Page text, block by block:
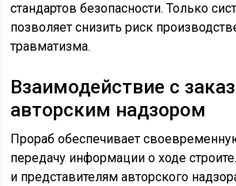
стандартов безопасности. Только
позволяет снизить риск
травматизма.
Взаимодействие с
авторским надзором
Прораб обеспечивает
передачу информации о ходе
и представителям авторского